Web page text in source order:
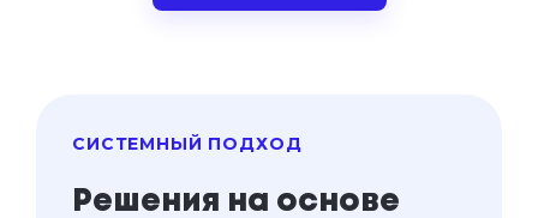
СИСТЕМНЫЙ ПОДХОД
Решения на основе